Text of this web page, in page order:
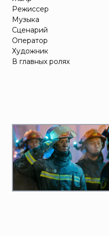
Режиссер
Музыка
Сценарий
Оператор
Художник
В главных ролях